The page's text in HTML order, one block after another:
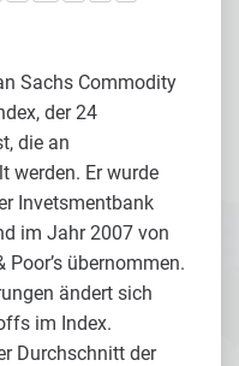
Sachs Commodity
der 24
die an
werden. Er wurde
Invetsmentbank
im Jahr 2007 von
übernommen.
ändert sich
im Index.
Durchschnitt der